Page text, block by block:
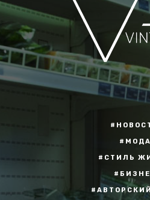
#МОДА
#СТИЛЬ